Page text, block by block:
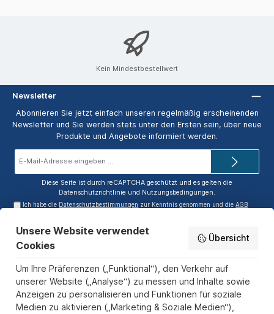
Kein Mindestbestellwert
Newsletter
Abonnieren Sie jetzt einfach unseren regelmäßig erscheinenden
Newsletter und Sie werden stets unter den Ersten sein, über neue
Produkte und Angebote informiert werden.
Diese Seite ist durch reCAPTCHA geschützt und es gelten die
Datenschutzrichtlinie und Nutzungsbedingungen.
Ich habe die Datenschutzbestimmungen zur Kenntnis genommen und dieAGB
Service-Hotline
Informationen
Zahlungs- und Versandarten
Sicher Einkaufen
Unsere Website verwendet
Cookies
Übersicht
Um Ihre Präferenzen („Funktional“), den Verkehr auf
unserer Website („Analyse“) zu messen und Inhalte sowie
Anzeigen zu personalisieren und Funktionen für soziale
Medien zu aktivieren („Marketing & Soziale Medien“),